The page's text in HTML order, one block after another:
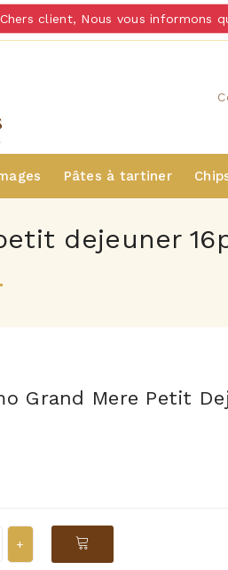
client, Nous vous informons que
Pâtes à tartiner
dejeuner
Grand Mere Petit